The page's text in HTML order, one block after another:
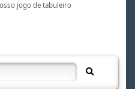
jogo de tabuleiro